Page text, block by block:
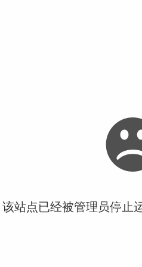
站点已经被管理员停止